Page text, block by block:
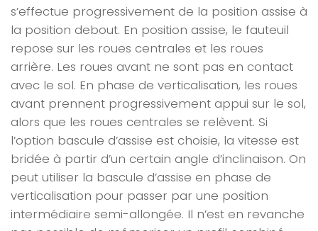
s’effectue progressivement de la position assise à
la position debout. En position assise, le fauteuil
repose sur les roues centrales et les roues
arrière. Les roues avant ne sont pas en contact
avec le sol. En phase de verticalisation, les roues
avant prennent progressivement appui sur le sol,
alors que les roues centrales se relèvent. Si
l’option bascule d’assise est choisie, la vitesse est
bridée à partir d’un certain angle d’inclinaison. On
peut utiliser la bascule d’assise en phase de
verticalisation pour passer par une position
intermédiaire semi-allongée. Il n’est en revanche